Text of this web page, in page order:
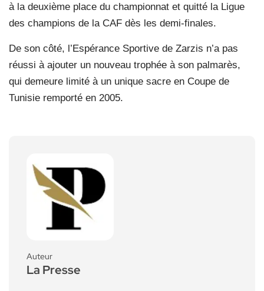
à la deuxième place du championnat et quitté la Ligue
des champions de la CAF dès les demi-finales.
De son côté, l’Espérance Sportive de Zarzis n’a pas
réussi à ajouter un nouveau trophée à son palmarès,
qui demeure limité à un unique sacre en Coupe de
Tunisie remporté en 2005.
Auteur
La Presse